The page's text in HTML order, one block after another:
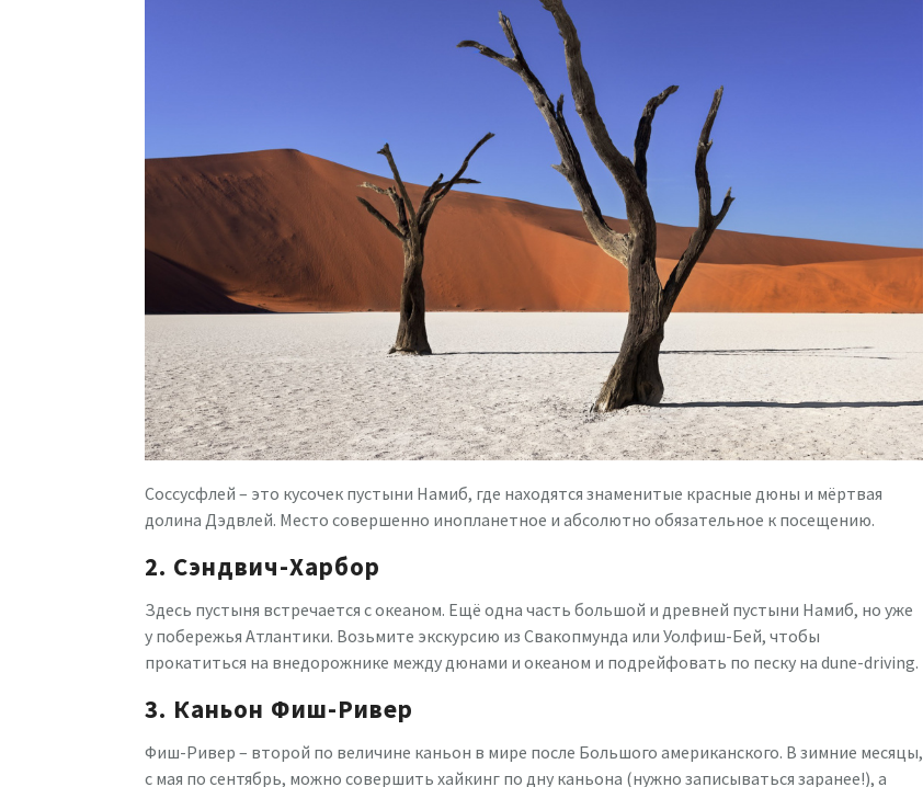
Соссусфлей – это кусочек пустыни Намиб, где находятся знаменитые красные дюны и мёртвая
долина Дэдвлей. Место совершенно инопланетное и абсолютно обязательное к посещению.
2. Сэндвич-Харбор
Здесь пустыня встречается с океаном. Ещё одна часть большой и древней пустыни Намиб, но уже
у побережья Атлантики. Возьмите экскурсию из Свакопмунда или Уолфиш-Бей, чтобы
прокатиться на внедорожнике между дюнами и океаном и подрейфовать по песку на dune-driving.
3. Каньон Фиш-Ривер
Фиш-Ривер – второй по величине каньон в мире после Большого американского. В зимние месяцы,
с мая по сентябрь, можно совершить хайкинг по дну каньона (нужно записываться заранее!), а